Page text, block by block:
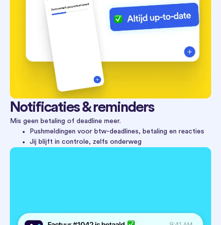
Notificaties & reminders
Mis geen betaling of deadline meer.
Pushmeldingen voor btw-deadlines, betaling en reacties
Jij blijft in controle, zelfs onderweg